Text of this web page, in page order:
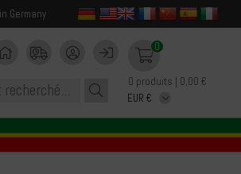
Germany
0
0 produits | 0,00 €